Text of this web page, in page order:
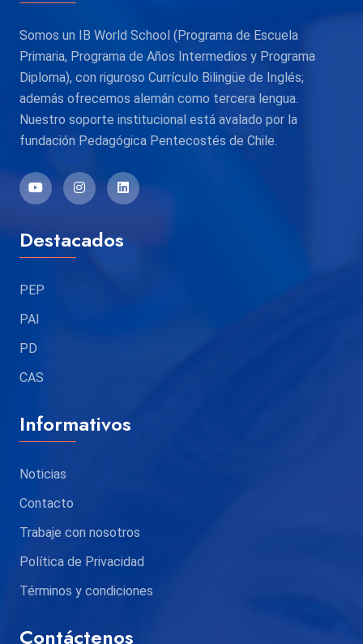
Somos un IB World School (Programa de Escuela
Primaria, Programa de Años Intermedios y Programa
Diploma), con riguroso Currículo Bilingüe de Inglés;
además ofrecemos alemán como tercera lengua.
Nuestro soporte institucional está avalado por la
fundación Pedagógica Pentecostés de Chile.
Destacados
PEP
PAI
PD
CAS
Informativos
Noticias
Contacto
Trabaje con nosotros
Política de Privacidad
Términos y condiciones
Contáctenos